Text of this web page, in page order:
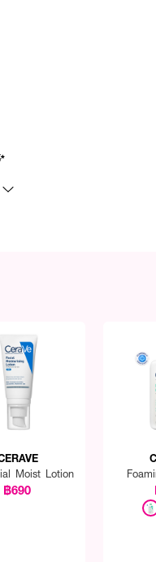
Moist Lotion
฿690